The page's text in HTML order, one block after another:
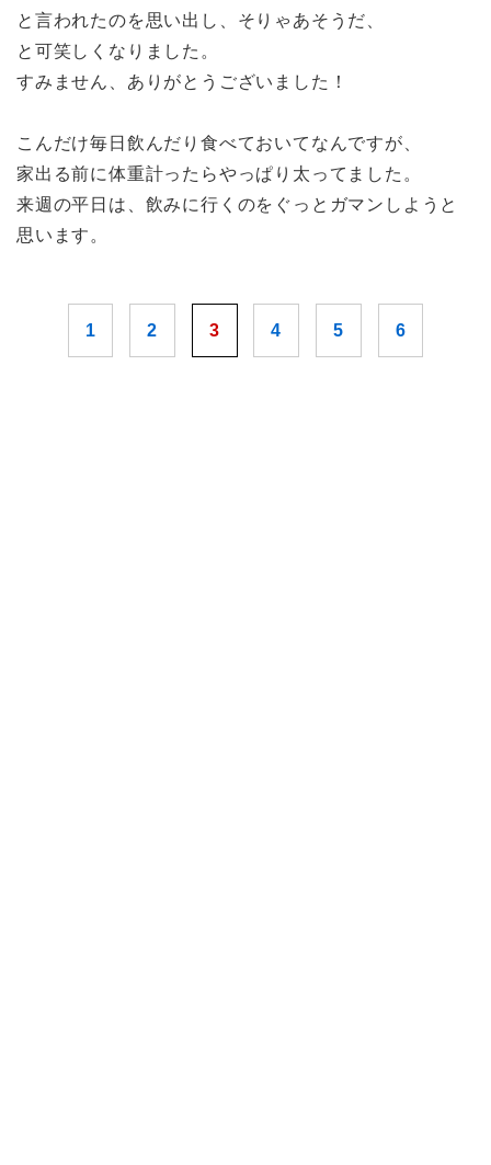
と言われたのを思い出し、そりゃあそうだ、
と可笑しくなりました。
すみません、ありがとうございました！
こんだけ毎日飲んだり食べておいてなんですが、
家出る前に体重計ったらやっぱり太ってました。
来週の平日は、飲みに行くのをぐっとガマンしようと
思います。
1 2 3 4 5 6